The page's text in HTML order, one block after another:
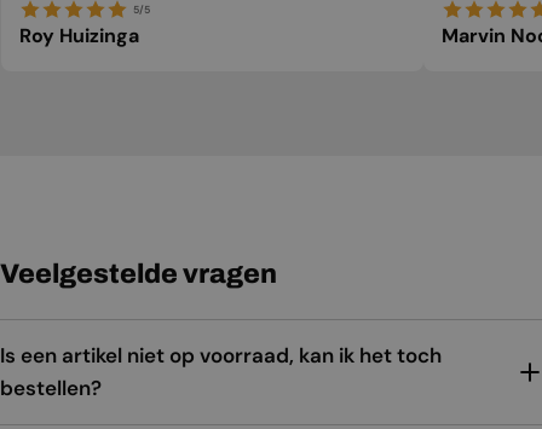
5/5
Roy Huizinga Marvin
Veelgestelde vragen
Is een artikel niet op voorraad, kan ik het toch
bestellen?